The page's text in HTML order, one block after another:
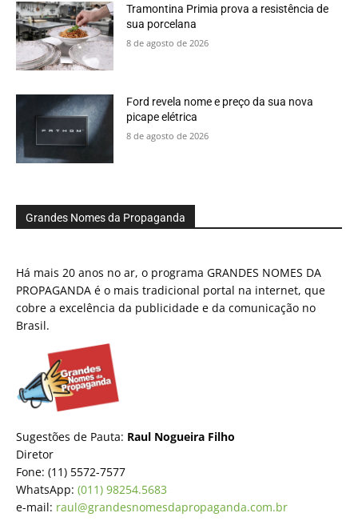
Tramontina Primia prova a resistência de
sua porcelana
8 de agosto de 2026
Ford revela nome e preço da sua nova
picape elétrica
8 de agosto de 2026
Grandes Nomes da Propaganda
Há mais 20 anos no ar, o programa GRANDES NOMES DA
PROPAGANDA é o mais tradicional portal na internet, que
cobre a excelência da publicidade e da comunicação no
Brasil.
Sugestões de Pauta: Raul Nogueira Filho
Diretor
Fone: (11) 5572-7577
WhatsApp: (011) 98254.5683
e-mail: raul@grandesnomesdapropaganda.com.br